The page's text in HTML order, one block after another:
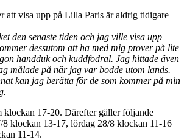
att visa upp på Lilla Paris är aldrig tidigare
den senaste tiden och jag ville visa upp
dessutom att ha med mig prover på lite
handduk och kuddfodral. Jag hittade även
målade på när jag var bodde utom lands.
kan jag berätta för de som kommer på min
klockan 17-20. Därefter gäller följande
8 klockan 13-17, lördag 28/8 klockan 11-16
11-14.